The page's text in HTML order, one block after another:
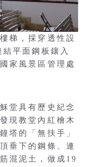
梯，採穿透性設
平面鋼板鑲入
家風景區管理處
堂具有歷史紀念
現教堂內紅檜木
塔的「無扶手」
垂下的鋼條、連
混泥土，做成19